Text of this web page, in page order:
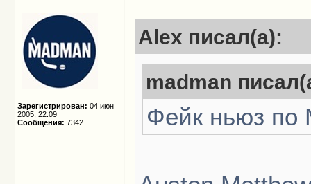
Зарегистрирован: 04 июн
2005, 22:09
Сообщения: 7342
Alex писал(а):
madman
Фейк ньюз по